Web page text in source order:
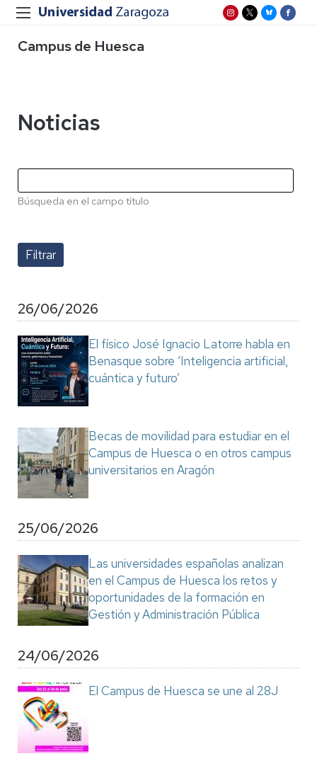
Campus de Huesca
Noticias
Búsqueda en el campo título
26/06/2026
El físico José Ignacio Latorre habla en
Benasque sobre ‘Inteligencia artificial,
cuántica y futuro’
Becas de movilidad para estudiar en el
Campus de Huesca o en otros campus
universitarios en Aragón
25/06/2026
Las universidades españolas analizan
en el Campus de Huesca los retos y
oportunidades de la formación en
Gestión y Administración Pública
24/06/2026
El Campus de Huesca se une al 28J